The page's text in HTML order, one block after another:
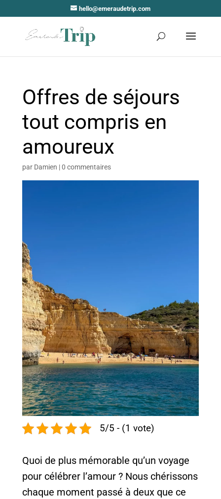
hello@emeraudetrip.com
Offres de séjours
tout compris en
amoureux
par Damien |0 commentaires
5/5 - (1 vote)
Quoi de plus mémorable qu’un voyage
pour célébrer l’amour ? Nous chérissons
chaque moment passé à deux que ce